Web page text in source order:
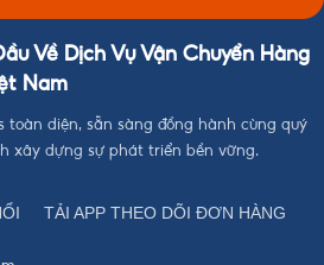
Về Dịch Vụ Vận Chuyển Hàng
Nam
toàn diện, sẵn sàng đồng hành cùng quý
xây dựng sự phát triển bền vững.
TẢI APP THEO DÕI ĐƠN HÀNG